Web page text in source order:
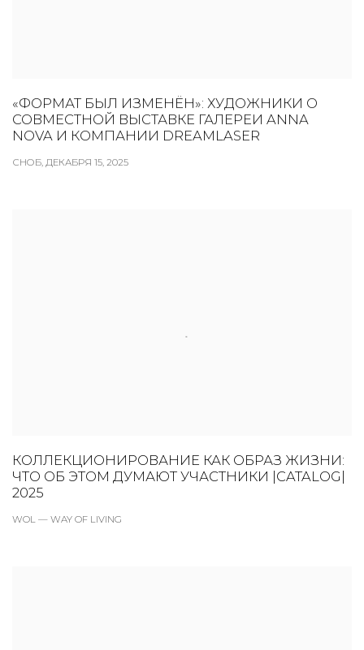
«ФОРМАТ БЫЛ ИЗМЕНЁН»: ХУДОЖНИКИ О
СОВМЕСТНОЙ ВЫСТАВКЕ ГАЛЕРЕИ ANNA
NOVA И КОМПАНИИ DREAMLASER
СНОБ, ДЕКАБРЯ 15, 2025
КОЛЛЕКЦИОНИРОВАНИЕ КАК ОБРАЗ ЖИЗНИ:
ЧТО ОБ ЭТОМ ДУМАЮТ УЧАСТНИКИ |CATALOG|
2025
WOL — WAY OF LIVING